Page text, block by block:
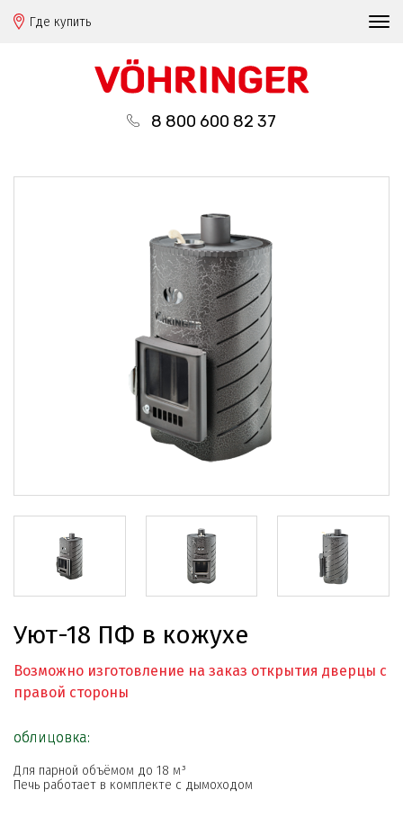
Где купить
8 800 600 82 37
Уют-18 ПФ в кожухе
Возможно изготовление на заказ открытия дверцы с
правой стороны
облицовка:
Для парной объёмом до 18 м³
Печь работает в комплекте с дымоходом